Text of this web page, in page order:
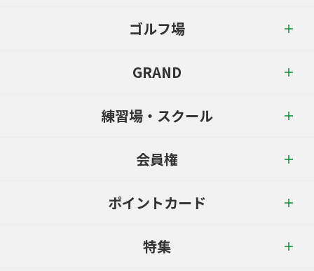
ゴルフ場
GRAND
練習場・スクール
会員権
ポイントカード
特集